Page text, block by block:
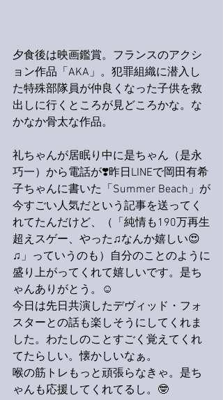
夕食後は映画鑑賞。フランスのアクシ
ョン作品「AKA」。犯罪組織に潜入し
た特殊部隊員が仲良くなった子供を救
出しに行くところが見どころかな。な
かなか骨太な作品。
礼ちゃんが居眠り中に是ちゃん（是永
巧一）から電話が❣️昨日LINEで岡田有希
子ちゃんに書いた「Summer Beach」が
今すごい人気だという記事を送ってく
れてたんだけど、（「純情も190万再生
超えスゲー、やった♫なんか嬉しい😍
♫」っていうのも）自分のことのように
盛り上がってくれて嬉しいです。是ち
ゃんありがとう。☺️
今日は先日共演したデヴィッド・フォ
スターとの話も楽しそうにしてくれま
した。わたしのことすごく覚えてくれ
てたらしい。懐かしいなぁ。
喉の筋トレもっと頑張らなきゃ。是ち
ゃんも応援してくれてるし。🤓